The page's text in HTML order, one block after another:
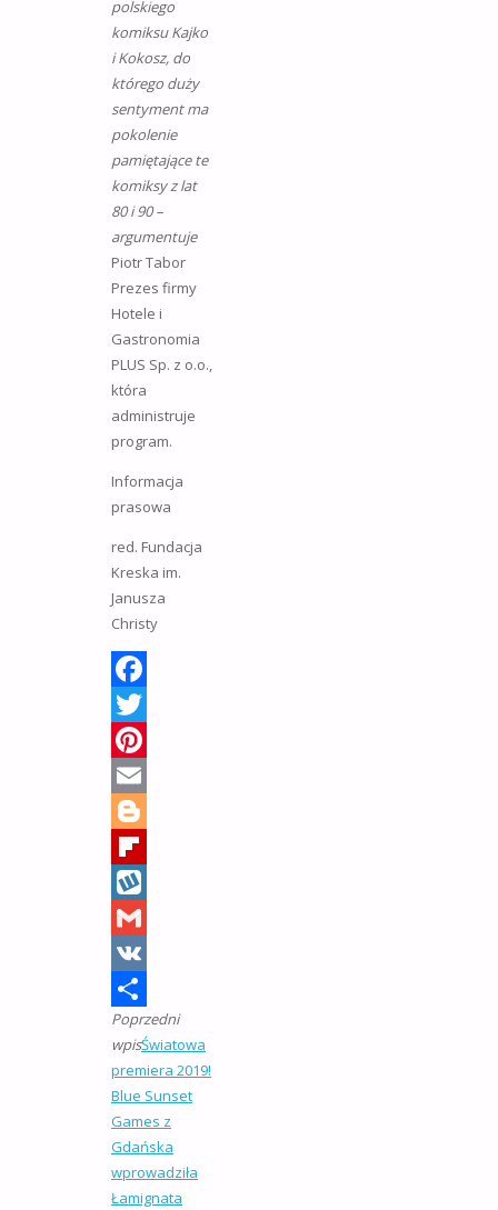
polskiego
komiksu Kajko
i Kokosz, do
którego duży
sentyment ma
pokolenie
pamiętające te
komiksy z lat
80 i 90 –
argumentuje
Piotr Tabor
Prezes firmy
Hotele i
Gastronomia
PLUS Sp. z o.o.,
która
administruje
program.
Informacja
prasowa
red. Fundacja
Kreska im.
Janusza
Christy
Facebook
Twitter
Pinterest
Email
Blogger
Flipboard
Wykop
Gmail
VK
Share
Poprzedni
wpisŚwiatowa
premiera 2019!
Blue Sunset
Games z
Gdańska
wprowadziła
Łamignata